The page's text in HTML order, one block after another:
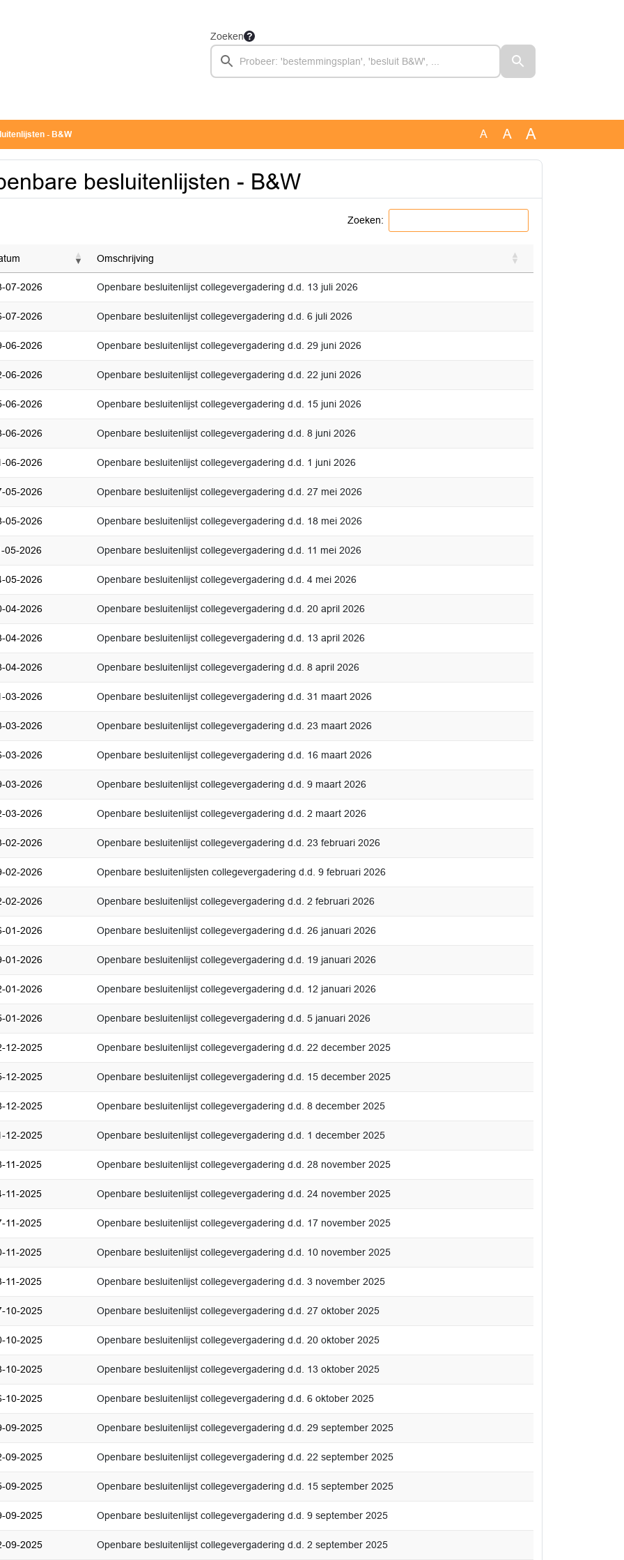
Zoeken
- B&W A A A
besluitenlijsten - B&W
Zoeken:
Omschrijving
07-2026 Openbare besluitenlijst collegevergadering d.d. 13 juli 2026
07-2026 Openbare besluitenlijst collegevergadering d.d. 6 juli 2026
06-2026 Openbare besluitenlijst collegevergadering d.d. 29 juni 2026
06-2026 Openbare besluitenlijst collegevergadering d.d. 22 juni 2026
06-2026 Openbare besluitenlijst collegevergadering d.d. 15 juni 2026
06-2026 Openbare besluitenlijst collegevergadering d.d. 8 juni 2026
06-2026 Openbare besluitenlijst collegevergadering d.d. 1 juni 2026
05-2026 Openbare besluitenlijst collegevergadering d.d. 27 mei 2026
05-2026 Openbare besluitenlijst collegevergadering d.d. 18 mei 2026
05-2026 Openbare besluitenlijst collegevergadering d.d. 11 mei 2026
05-2026 Openbare besluitenlijst collegevergadering d.d. 4 mei 2026
04-2026 Openbare besluitenlijst collegevergadering d.d. 20 april 2026
04-2026 Openbare besluitenlijst collegevergadering d.d. 13 april 2026
04-2026 Openbare besluitenlijst collegevergadering d.d. 8 april 2026
03-2026 Openbare besluitenlijst collegevergadering d.d. 31 maart 2026
03-2026 Openbare besluitenlijst collegevergadering d.d. 23 maart 2026
03-2026 Openbare besluitenlijst collegevergadering d.d. 16 maart 2026
03-2026 Openbare besluitenlijst collegevergadering d.d. 9 maart 2026
03-2026 Openbare besluitenlijst collegevergadering d.d. 2 maart 2026
02-2026 Openbare besluitenlijst collegevergadering d.d. 23 februari 2026
02-2026 Openbare besluitenlijsten collegevergadering d.d. 9 februari 2026
02-2026 Openbare besluitenlijst collegevergadering d.d. 2 februari 2026
01-2026 Openbare besluitenlijst collegevergadering d.d. 26 januari 2026
01-2026 Openbare besluitenlijst collegevergadering d.d. 19 januari 2026
01-2026 Openbare besluitenlijst collegevergadering d.d. 12 januari 2026
01-2026 Openbare besluitenlijst collegevergadering d.d. 5 januari 2026
12-2025 Openbare besluitenlijst collegevergadering d.d. 22 december 2025
12-2025 Openbare besluitenlijst collegevergadering d.d. 15 december 2025
12-2025 Openbare besluitenlijst collegevergadering d.d. 8 december 2025
12-2025 Openbare besluitenlijst collegevergadering d.d. 1 december 2025
11-2025 Openbare besluitenlijst collegevergadering d.d. 28 november 2025
11-2025 Openbare besluitenlijst collegevergadering d.d. 24 november 2025
11-2025 Openbare besluitenlijst collegevergadering d.d. 17 november 2025
11-2025 Openbare besluitenlijst collegevergadering d.d. 10 november 2025
11-2025 Openbare besluitenlijst collegevergadering d.d. 3 november 2025
10-2025 Openbare besluitenlijst collegevergadering d.d. 27 oktober 2025
10-2025 Openbare besluitenlijst collegevergadering d.d. 20 oktober 2025
10-2025 Openbare besluitenlijst collegevergadering d.d. 13 oktober 2025
10-2025 Openbare besluitenlijst collegevergadering d.d. 6 oktober 2025
09-2025 Openbare besluitenlijst collegevergadering d.d. 29 september 2025
09-2025 Openbare besluitenlijst collegevergadering d.d. 22 september 2025
09-2025 Openbare besluitenlijst collegevergadering d.d. 15 september 2025
09-2025 Openbare besluitenlijst collegevergadering d.d. 9 september 2025
09-2025 Openbare besluitenlijst collegevergadering d.d. 2 september 2025